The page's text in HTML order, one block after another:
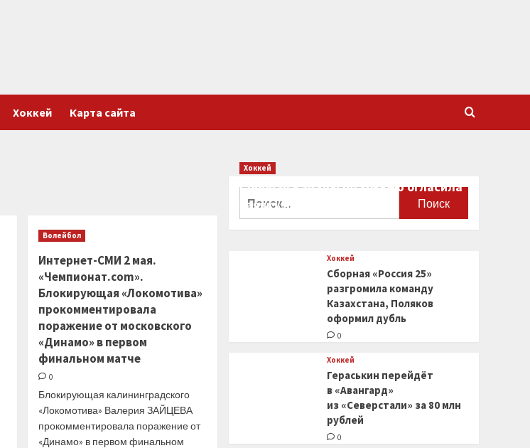
Хоккей Карта сайта
Волейбол
Интернет-СМИ 2 мая.
«Чемпионат.com».
Блокирующая «Локомотива»
прокомментировала
поражение от московского
«Динамо» в первом
финальном матче
0
Блокирующая калининградского
«Локомотива» Валерия ЗАЙЦЕВА
прокомментировала поражение от
«Динамо» в первом финальном
Хоккей
Сборная Канады по хоккею огласила
заявку на чемпионат мира
Хоккей
Сборная «Россия 25»
разгромила команду
Казахстана, Поляков
оформил дубль
0
Хоккей
Гераськин перейдёт
в «Авангард»
из «Северстали» за 80 млн
рублей
0